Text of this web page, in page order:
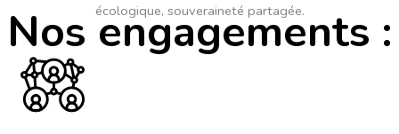
écologique, souveraineté partagée.
Nos engagements :